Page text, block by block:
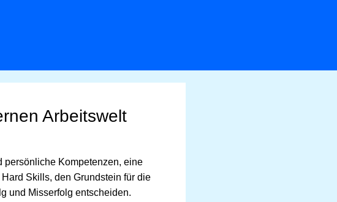
Arbeitswelt
persönliche Kompetenzen, eine
Skills, den Grundstein für die
und Misserfolg entscheiden.